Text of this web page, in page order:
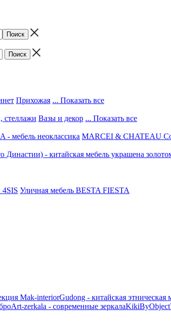
Прихожая ... Показать все
стеллажи Вазы и декор ... Показать все
- мебель неоклассика MARCEI & CHATEAU
Династии) - китайская мебель украшена
4SIS Уличная мебель BESTA FIESTA
Mak-interiorGudong - китайская этническая
Art-zerkala - современные зеркалаKikiByObject